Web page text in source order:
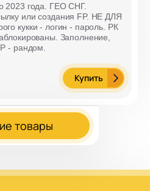
2023 года. ГЕО СНГ.
или создания FP. НЕ ДЛЯ
кукки - логин - пароль. РК
Заполнение,
- рандом.
Купить
товары